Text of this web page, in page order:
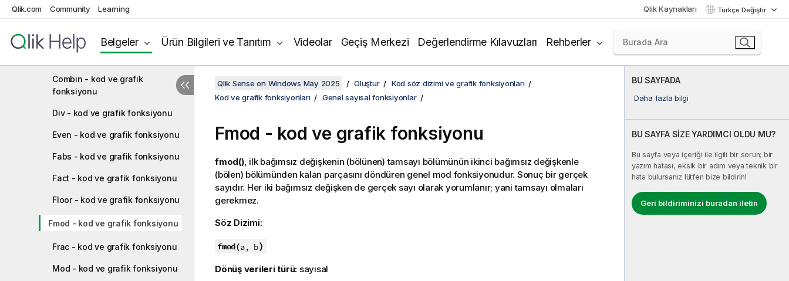
Qlik.com Community Learning Qlik Kaynakları Türkçe Değiştir
Belgeler Ürün Bilgileri ve Tanıtım Videolar Geçiş Merkezi Değerlendirme Kılavuzları Rehberler
Genel sayısal fonksiyonlar
fonksiyonu
Combin - kod ve grafik
fonksiyonu
Div - kod ve grafik fonksiyonu
Even - kod ve grafik fonksiyonu
Fabs - kod ve grafik fonksiyonu
Fact - kod ve grafik fonksiyonu
Floor - kod ve grafik fonksiyonu
Fmod - kod ve grafik fonksiyonu
Frac - kod ve grafik fonksiyonu
Mod - kod ve grafik fonksiyonu
BU SAYFADA
Daha fazla bilgi
BU SAYFA SİZE YARDIMCI OLDU MU?
Bu sayfa veya içeriği ile ilgili bir sorun; bir
yazım hatası, eksik bir adım veya teknik bir
hata bulursanız lütfen bize bildirin!
Geri bildiriminizi buradan iletin
Qlik Sense on Windows May 2025 Oluştur
Kod söz dizimi ve grafik fonksiyonları
Kod ve grafik fonksiyonları
Genel sayısal fonksiyonlar
Fmod - kod ve grafik fonksiyonu
fmod(), ilk bağımsız değişkenin (bölünen) tamsayı bölümünün ikinci bağımsız değişkenle
(bölen) bölümünden kalan parçasını döndüren genel mod fonksiyonudur. Sonuç bir gerçek
sayıdır. Her iki bağımsız değişken de gerçek sayı olarak yorumlanır; yani tamsayı olmaları
gerekmez.
Söz Dizimi:
fmod(a, b)
Dönüş verileri türü: sayısal